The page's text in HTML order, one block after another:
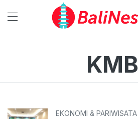
KMB
EKONOMI & PARIWISATA